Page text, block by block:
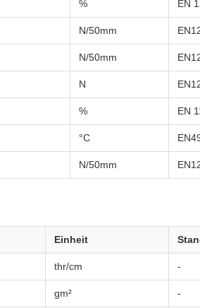
% EN
N/50mm
N/50mm
N
% EN
°C
N/50mm
Einheit
thr/cm -
gm² -